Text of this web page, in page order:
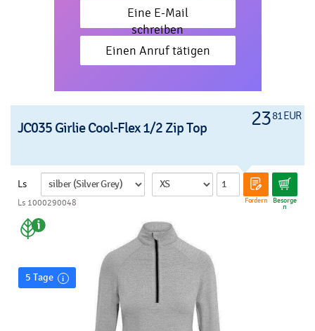
Eine E-Mail
schreiben
Einen Anruf tätigen
2381 EUR
JC035 Girlie Cool-Flex 1/2 Zip Top
Ls
Fordern Besorge
n
Ls 1000290048
5 Tage